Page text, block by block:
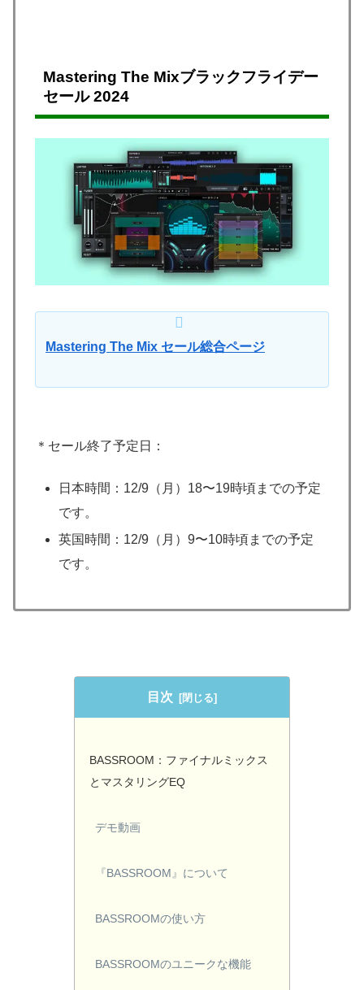
Mastering The Mixブラックフライデー
セール 2024
Mastering The Mix セール総合ページ
＊セール終了予定日：
日本時間：12/9（月）18〜19時頃までの予定
です。
英国時間：12/9（月）9〜10時頃までの予定
です。
目次
BASSROOM：ファイナルミックス
とマスタリングEQ
デモ動画
『BASSROOM』について
BASSROOMの使い方
BASSROOMのユニークな機能